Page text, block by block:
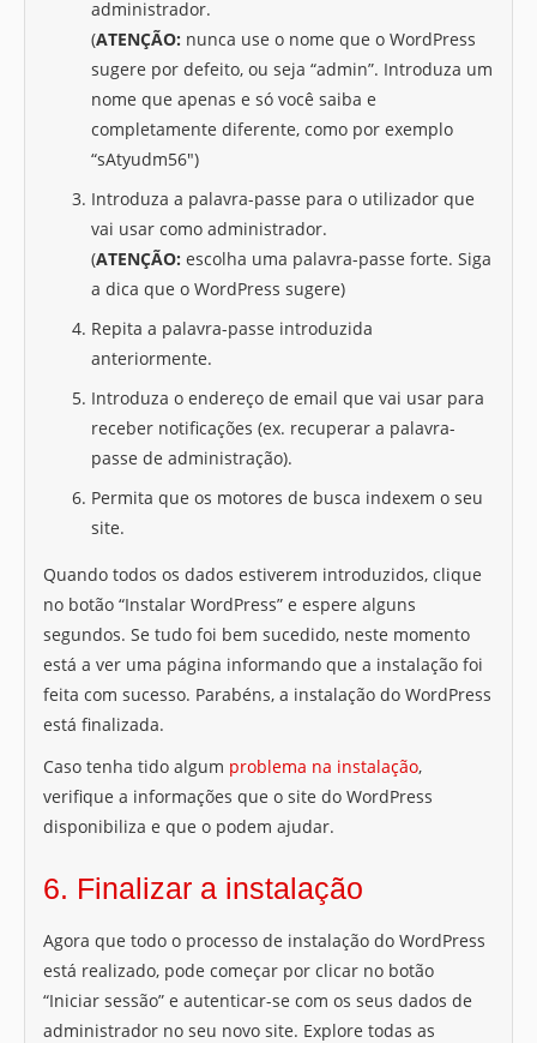
administrador.
(ATENÇÃO: nunca use o nome que o WordPress
sugere por defeito, ou seja “admin”. Introduza um
nome que apenas e só você saiba e
completamente diferente, como por exemplo
“sAtyudm56″)
Introduza a palavra-passe para o utilizador que
vai usar como administrador.
(ATENÇÃO: escolha uma palavra-passe forte. Siga
a dica que o WordPress sugere)
Repita a palavra-passe introduzida
anteriormente.
Introduza o endereço de email que vai usar para
receber notificações (ex. recuperar a palavra-
passe de administração).
Permita que os motores de busca indexem o seu
site.
Quando todos os dados estiverem introduzidos, clique
no botão “Instalar WordPress” e espere alguns
segundos. Se tudo foi bem sucedido, neste momento
está a ver uma página informando que a instalação foi
feita com sucesso. Parabéns, a instalação do WordPress
está finalizada.
Caso tenha tido algum problema na instalação,
verifique a informações que o site do WordPress
disponibiliza e que o podem ajudar.
6. Finalizar a instalação
Agora que todo o processo de instalação do WordPress
está realizado, pode começar por clicar no botão
“Iniciar sessão” e autenticar-se com os seus dados de
administrador no seu novo site. Explore todas as